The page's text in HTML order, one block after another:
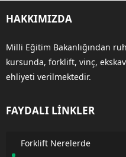
HAKKIMIZDA
Milli Eğitim Bakanlığından
kursunda, forklift, vinç,
ehliyeti verilmektedir.
FAYDALI LİNKLER
Forklift Nerelerde